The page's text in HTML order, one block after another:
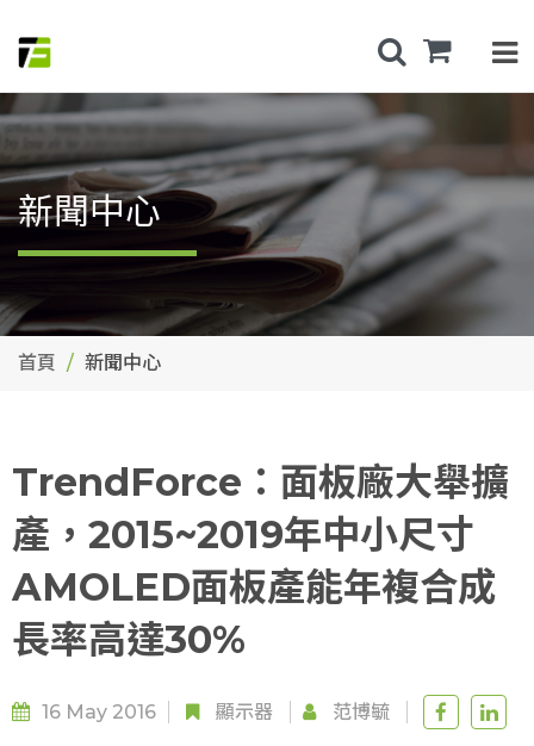
新聞中心
首頁 新聞中心
TrendForce：面板廠大舉擴
產，2015~2019年中小尺寸
AMOLED面板產能年複合成
長率高達30%
16 May 2016 顯示器 范博毓